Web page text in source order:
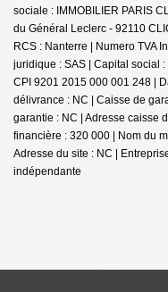
sociale : IMMOBILIER PARIS
du Général Leclerc - 92110
RCS : Nanterre | Numero TVA
juridique : SAS | Capital social
CPI 9201 2015 000 001 248 |
délivrance : NC | Caisse de
garantie : NC | Adresse caisse
financière : 320 000 | Nom du
Adresse du site : NC |
indépendante